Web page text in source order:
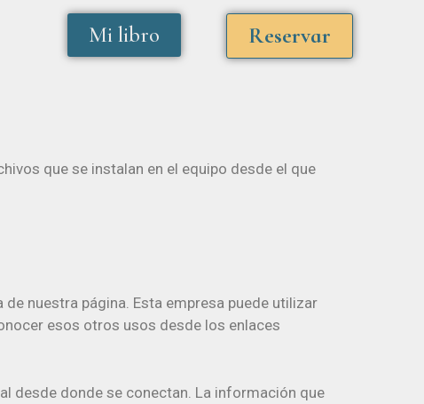
Mi libro Reservar
que se instalan en el equipo desde el que
nuestra página. Esta empresa puede utilizar
esos otros usos desde los enlaces
desde donde se conectan. La información que